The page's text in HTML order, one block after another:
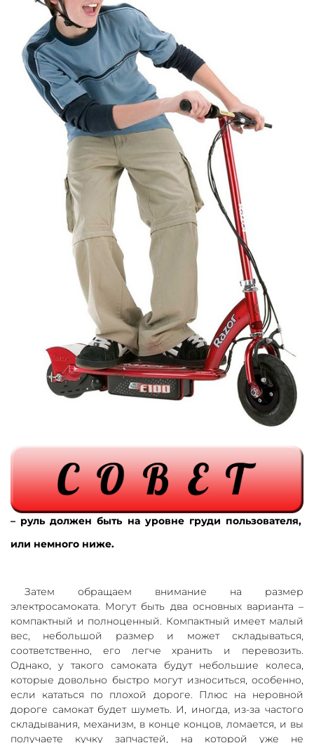
– руль должен быть на уровне груди пользователя,
или немного ниже.
Затем обращаем внимание на размер
электросамоката. Могут быть два основных варианта –
компактный и полноценный. Компактный имеет малый
вес, небольшой размер и может складываться,
соответственно, его легче хранить и перевозить.
Однако, у такого самоката будут небольшие колеса,
которые довольно быстро могут износиться, особенно,
если кататься по плохой дороге. Плюс на неровной
дороге самокат будет шуметь. И, иногда, из-за частого
складывания, механизм, в конце концов, ломается, и вы
получаете кучку запчастей, на которой уже не